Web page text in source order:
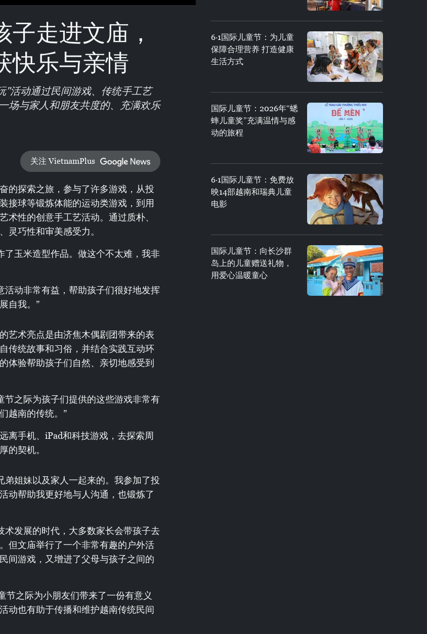
走进文庙，
快乐与亲情
"活动通过民间游戏、传统手工艺
场与家人和朋友共度的、充满欢乐
关注 VietnamPlus
的探索之旅，参与了许多游戏，从投
接球等锻炼体能的运动类游戏，到用
术性的创意手工艺活动。通过质朴、
灵巧性和审美感受力。
了玉米造型作品。做这个不太难，我非
活动非常有益，帮助孩子们很好地发挥
自我。”
艺术亮点是由济焦木偶剧团带来的表
传统故事和习俗，并结合实践互动环
体验帮助孩子们自然、亲切地感受到
节之际为孩子们提供的这些游戏非常有
越南的传统。”
离手机、iPad和科技游戏，去探索周
的契机。
弟姐妹以及家人一起来的。我参加了投
动帮助我更好地与人沟通，也锻炼了
术发展的时代，大多数家长会带孩子去
但文庙举行了一个非常有趣的户外活
间游戏，又增进了父母与孩子之间的
节之际为小朋友们带来了一份有意义
动也有助于传播和维护越南传统民间
6·1国际儿童节：为儿童
保障合理营养 打造健康
生活方式
国际儿童节：2026年“蟋
蟀儿童奖”充满温情与感
动的旅程
6·1国际儿童节：免费放
映14部越南和瑞典儿童
电影
国际儿童节：向长沙群
岛上的儿童赠送礼物，
用爱心温暖童心